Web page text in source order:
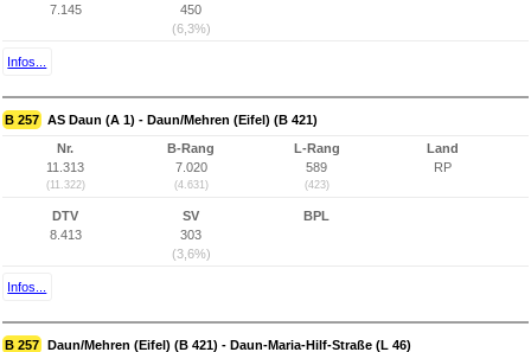
7.145
450
(6,3%)
Infos...
B 257 AS Daun (A 1) - Daun/Mehren (Eifel) (B 421)
Nr.
11.313
(11.322)
B-Rang
7.020
(4.631)
L-Rang
589
(423)
Land
RP
DTV
8.413
SV
303
(3,6%)
BPL
Infos...
B 257 Daun/Mehren (Eifel) (B 421) - Daun-Maria-Hilf-Straße (L 46)